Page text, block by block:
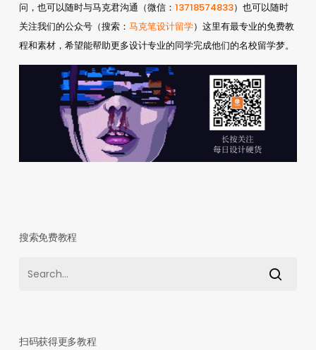
问，也可以随时与马克君沟通（微信： 13718574833）也可以随时
关注我们的公众号（搜索： 马克笔设计留学）这里有最专业的免费教
程和素材，希望能帮助更多设计专业的同学完成他们的名校留学梦。
搜索免费教程
扫码获得更多教程